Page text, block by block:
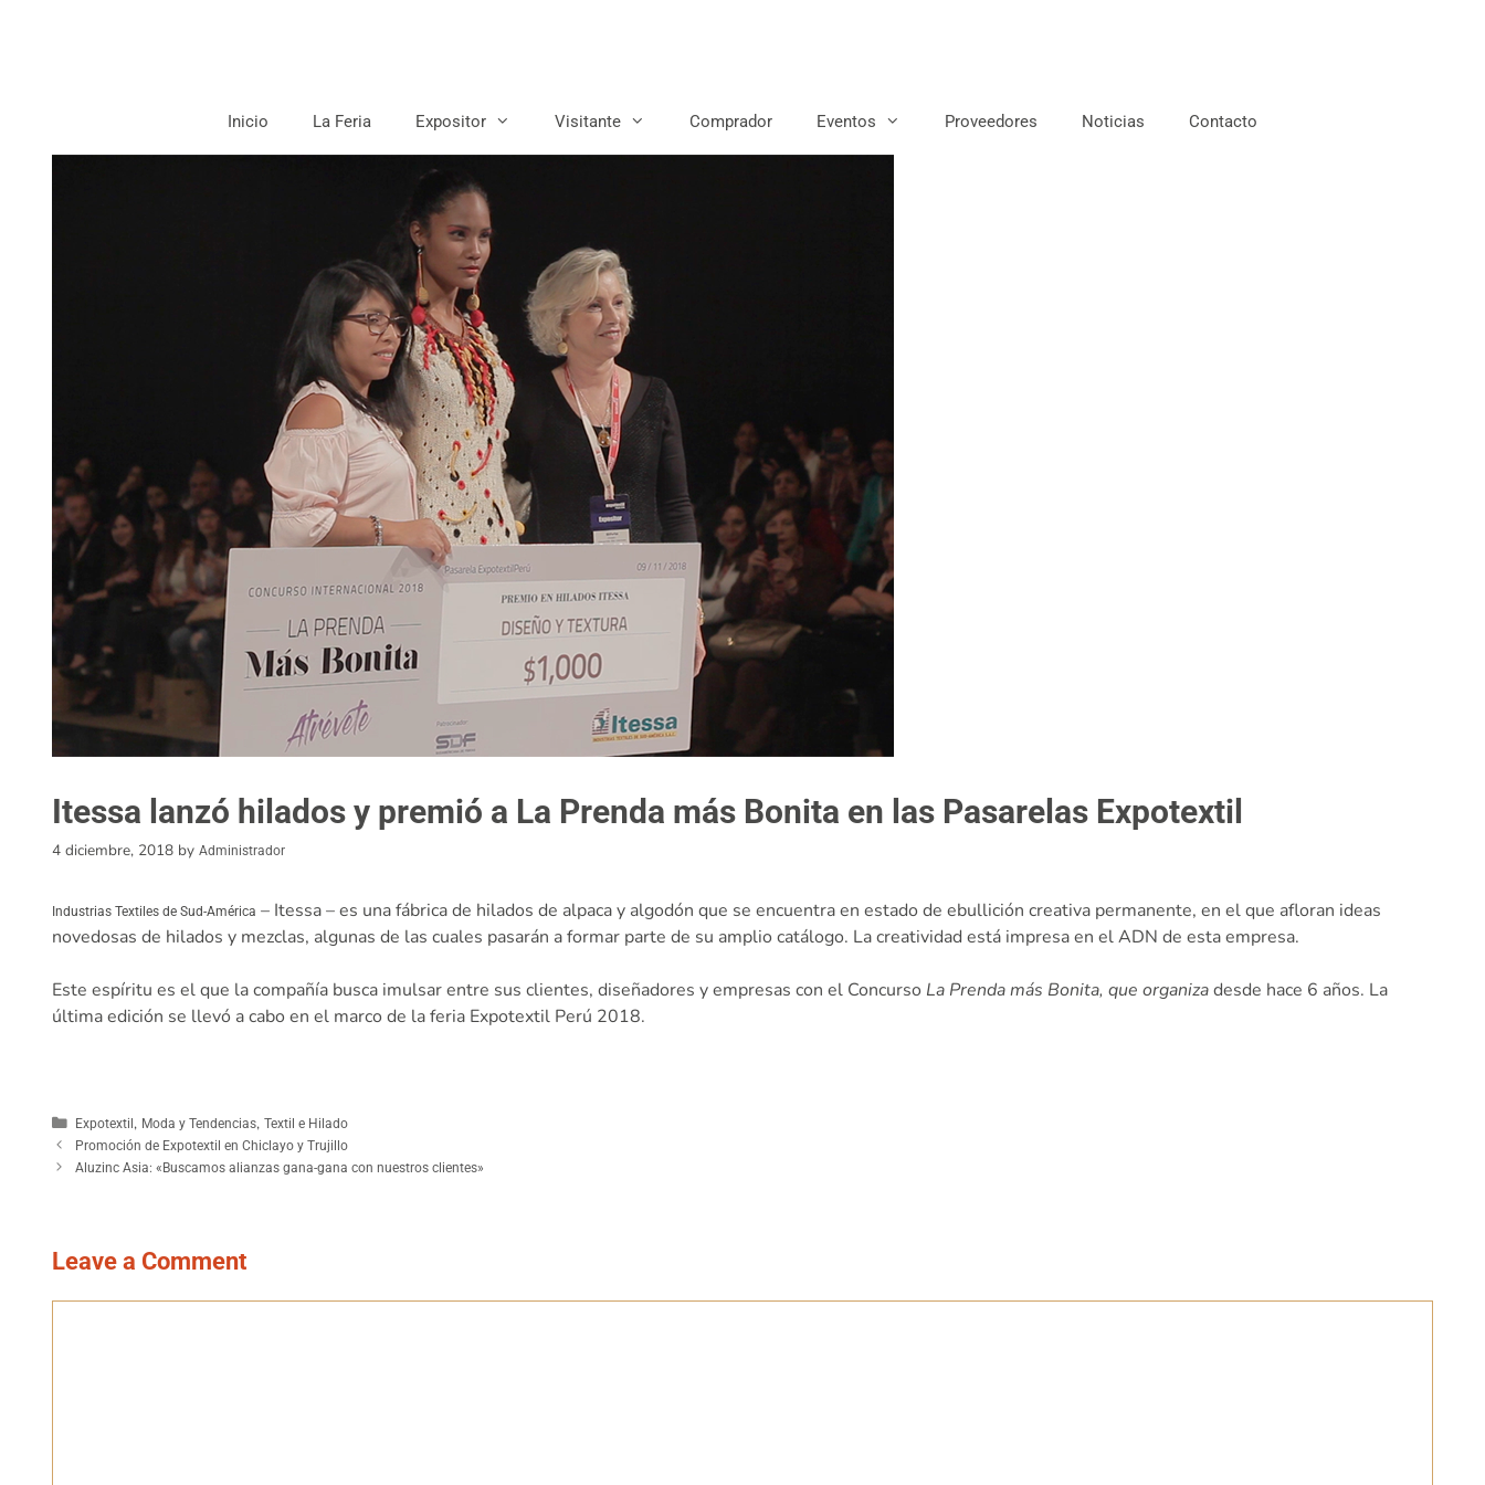
Inicio La Feria Expositor Visitante Comprador Eventos Proveedores Noticias Contacto
Itessa lanzó hilados y premió a La Prenda más Bonita en las Pasarelas Expotextil
4 diciembre, 2018 by Administrador
Industrias Textiles de Sud-América – Itessa – es una fábrica de hilados de alpaca y algodón que se encuentra en estado de ebullición creativa permanente, en el que afloran ideas
novedosas de hilados y mezclas, algunas de las cuales pasarán a formar parte de su amplio catálogo. La creatividad está impresa en el ADN de esta empresa.
Este espíritu es el que la compañía busca imulsar entre sus clientes, diseñadores y empresas con el Concurso La Prenda más Bonita, que organizadesde hace 6 años. La
última edición se llevó a cabo en el marco de la feria Expotextil Perú 2018.
Expotextil , Moda y Tendencias,Textil e Hilado
Promoción de Expotextil en Chiclayo y Trujillo
Aluzinc Asia: «Buscamos alianzas gana-gana con nuestros clientes»
Leave a Comment